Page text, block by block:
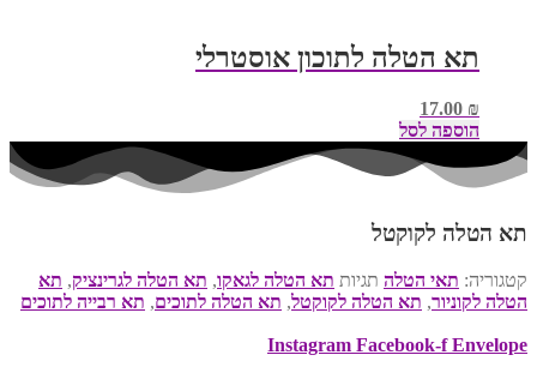
תא הטלה לתוכון אוסטרלי
₪
הוספה לסל
תא הטלה לקוקטל
קטגוריה: תאי הטלה תגיות תא הטלה לגאקו, תא הטלה לגרינציק, תא
הטלה לקוניור, תא הטלה לקוקטל, תא הטלה לתוכים, תא רבייה לתוכים
Instagram Facebook-f Envelope